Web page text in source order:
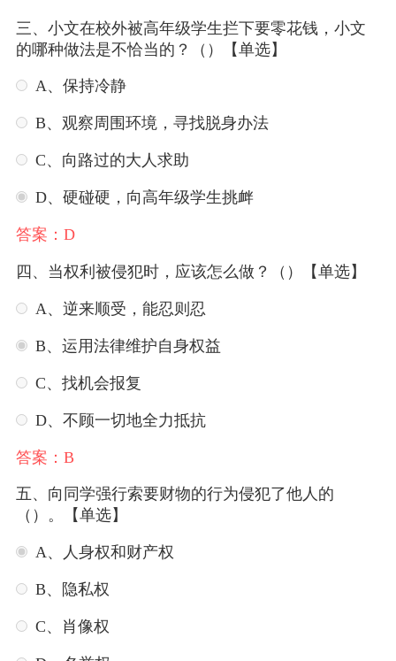
三、小文在校外被高年级学生拦下要零花钱，小文
的哪种做法是不恰当的？（）【单选】
A、保持冷静
B、观察周围环境，寻找脱身办法
C、向路过的大人求助
D、硬碰硬，向高年级学生挑衅
答案：D
四、当权利被侵犯时，应该怎么做？（）【单选】
A、逆来顺受，能忍则忍
B、运用法律维护自身权益
C、找机会报复
D、不顾一切地全力抵抗
答案：B
五、向同学强行索要财物的行为侵犯了他人的
（）。【单选】
A、人身权和财产权
B、隐私权
C、肖像权